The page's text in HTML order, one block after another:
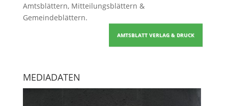
Amtsblättern, Mitteilungsblättern &
Gemeindeblättern.
AMTSBLATT VERLAG & DRUCK
MEDIADATEN